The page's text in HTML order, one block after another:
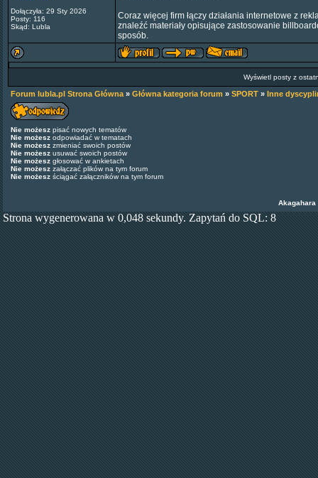
Dołączyła: 29 Sty 2026
Posty: 116
Skąd: Lubla
Coraz więcej firm łączy działania internetowe z
znaleźć materiały opisujące zastosowanie
sposób.
Wyświetl posty z
Forum lubla.pl Strona Główna » Główna kategoria forum » SPORT » Inne
Nie możesz pisać nowych tematów
Nie możesz odpowiadać w tematach
Nie możesz zmieniać swoich postów
Nie możesz usuwać swoich postów
Nie możesz głosować w ankietach
Nie możesz załączać plików na tym forum
Nie możesz ściągać załączników na tym forum
Akagahara
Strona wygenerowana w 0,048 sekundy. Zapytań do SQL: 8